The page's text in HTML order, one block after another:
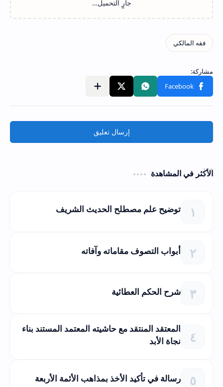
إرسال تعليق
الأكثر في المشاهدة
توضيح علم مصطلح الحديث الشريف
أبواب التصوف مقاماته وآفاته
شرح الحكم العطائية
المعتقد المنتقد مع حاشيته المعتمد المستند بناء
نجاة الأبد
رسالة في تأكيد الأخذ بمذاهب الأئمة الأربعة